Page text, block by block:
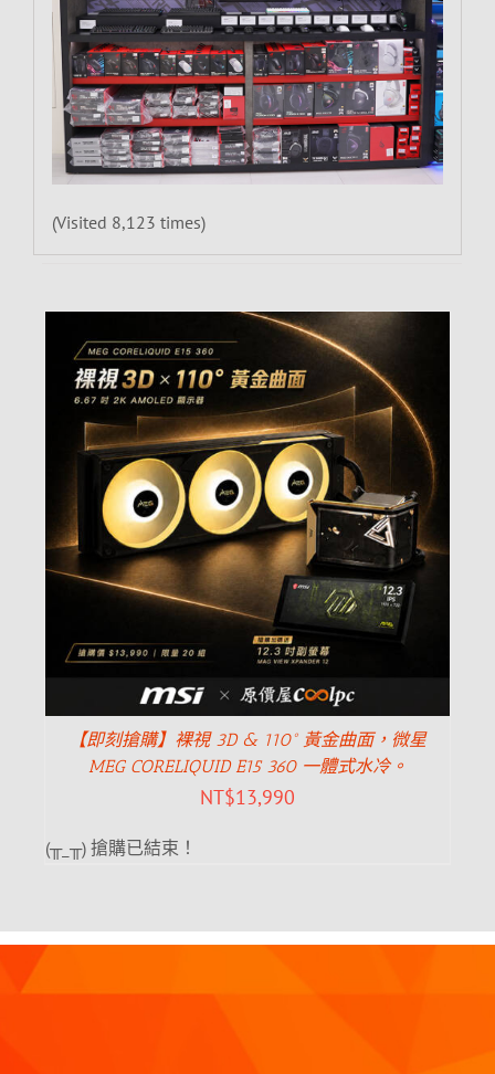
(Visited 8,123 times)
【即刻搶購】裸視 3D & 110° 黃金曲面，微星
MEG CORELIQUID E15 360 一體式水冷。
NT$13,990
(╥_╥) 搶購已結束！